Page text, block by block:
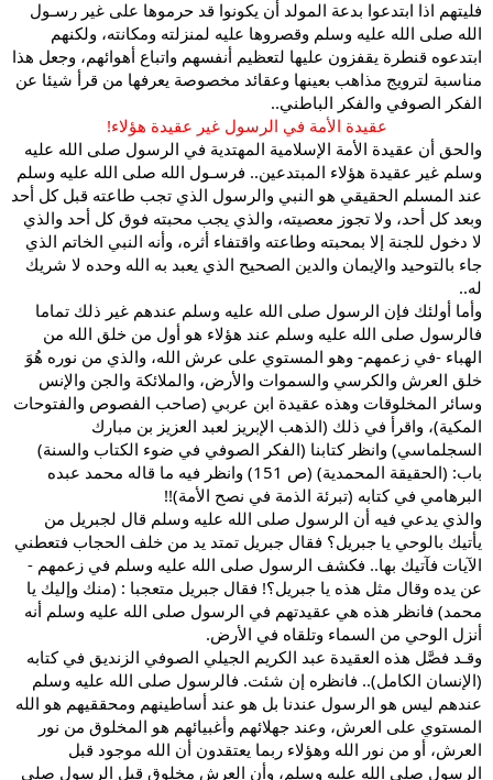
فليتهم اذا ابتدعوا بدعة المولد أن يكونوا قد حرموها على غير رسـول
الله صلى الله عليه وسلم وقصروها عليه لمنزلته ومكانته، ولكنهم
ابتدعوه قنطرة يقفزون عليها لتعظيم أنفسهم واتباع أهوائهم، وجعل هذا
مناسبة لترويج مذاهب بعينها وعقائد مخصوصة يعرفها من قرأ شيئا عن
الفكر الصوفي والفكر الباطني..
عقيدة الأمة في الرسول غير عقيدة هؤلاء!
والحق أن عقيدة الأمة الإسلامية المهتدية في الرسول صلى الله عليه
وسلم غير عقيدة هؤلاء المبتدعين.. فرسـول الله صلى الله عليه وسلم
عند المسلم الحقيقي هو النبي والرسول الذي تجب طاعته قبل كل أحد
وبعد كل أحد، ولا تجوز معصيته، والذي يجب محبته فوق كل أحد والذي
لا دخول للجنة إلا بمحبته وطاعته واقتفاء أثره، وأنه النبي الخاتم الذي
جاء بالتوحيد والإيمان والدين الصحيح الذي يعبد به الله وحده لا شريك
له..
وأما أولئك فإن الرسول صلى الله عليه وسلم عندهم غير ذلك تماما
فالرسول صلى الله عليه وسلم عند هؤلاء هو أول من خلق الله من
الهباء -في زعمهم- وهو المستوي على عرش الله، والذي من نوره هُوَ
خلق العرش والكرسي والسموات والأرض، والملائكة والجن والإنس
وسائر المخلوقات وهذه عقيدة ابن عربي (صاحب الفصوص والفتوحات
المكية)، واقرأ في ذلك (الذهب الإبريز لعبد العزيز بن مبارك
السجلماسي) وانظر كتابنا (الفكر الصوفي في ضوء الكتاب والسنة)
باب: (الحقيقة المحمدية) (ص 151) وانظر فيه ما قاله محمد عبده
البرهامي في كتابه (تبرئة الذمة في نصح الأمة)!!
والذي يدعي فيه أن الرسول صلى الله عليه وسلم قال لجبريل من
يأتيك بالوحي يا جبريل؟ فقال جبريل تمتد يد من خلف الحجاب فتعطني
الآيات فآتيك بها.. فكشف الرسول صلى الله عليه وسلم في زعمهم -
عن يده وقال مثل هذه يا جبريل؟! فقال جبريل متعجبا : (منك وإليك يا
محمد) فانظر هذه هي عقيدتهم في الرسول صلى الله عليه وسلم أنه
أنزل الوحي من السماء وتلقاه في الأرض.
وقـد فصَّل هذه العقيدة عبد الكريم الجيلي الصوفي الزنديق في كتابه
(الإنسان الكامل).. فانظره إن شئت. فالرسول صلى الله عليه وسلم
عندهم ليس هو الرسول عندنا بل هو عند أساطينهم ومحققيهم هو الله
المستوي على العرش، وعند جهلائهم وأغبيائهم هو المخلوق من نور
العرش، أو من نور الله وهؤلاء ربما يعتقدون أن الله موجود قبل
الرسول صلى الله عليه وسلم، وأن العرش مخلوق قبل الرسول صلى